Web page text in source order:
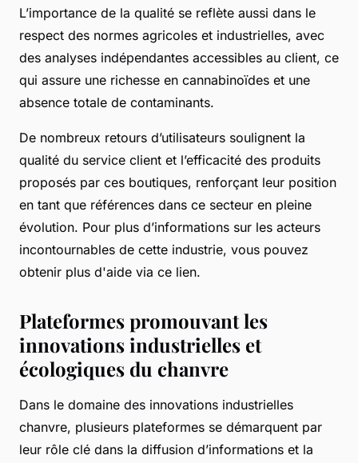
L’importance de la qualité se reflète aussi dans le
respect des normes agricoles et industrielles, avec
des analyses indépendantes accessibles au client, ce
qui assure une richesse en cannabinoïdes et une
absence totale de contaminants.
De nombreux retours d’utilisateurs soulignent la
qualité du service client et l’efficacité des produits
proposés par ces boutiques, renforçant leur position
en tant que références dans ce secteur en pleine
évolution. Pour plus d’informations sur les acteurs
incontournables de cette industrie, vous pouvez
obtenir plus d'aide via ce lien.
Plateformes promouvant les
innovations industrielles et
écologiques du chanvre
Dans le domaine des innovations industrielles
chanvre, plusieurs plateformes se démarquent par
leur rôle clé dans la diffusion d’informations et la